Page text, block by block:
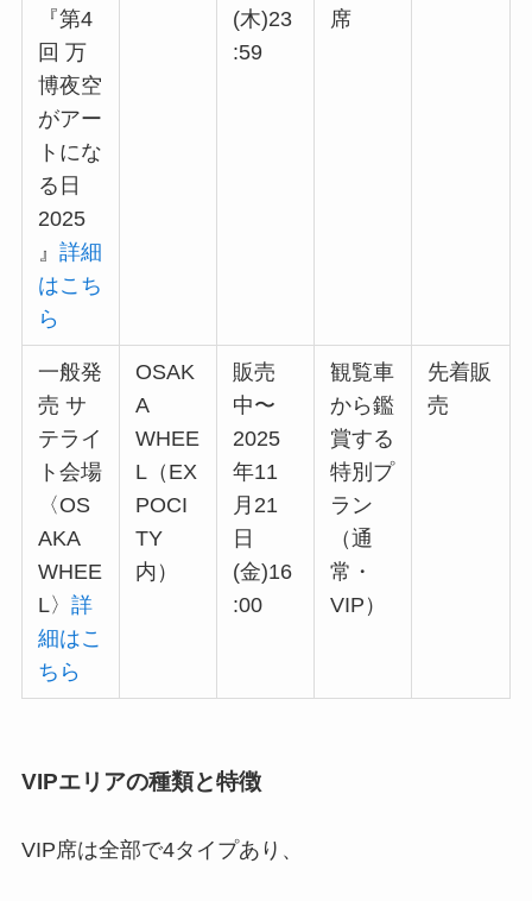
『第4
回 万
博夜空
がアー
トにな
る日
2025
』詳細
はこち
ら
(木)23
:59
席
一般発
売 サ
テライ
ト会場
〈OS
AKA
WHEE
L〉詳
細はこ
ちら
OSAK
A
WHEE
L（EX
POCI
TY
内）
販売
中〜
2025
年11
月21
日
(金)16
:00
観覧車
から鑑
賞する
特別プ
ラン
（通
常・
VIP）
先着販
売
VIPエリアの種類と特徴
VIP席は全部で4タイプあり、